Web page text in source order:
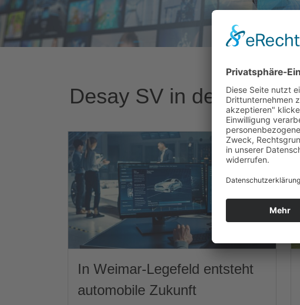
Desay SV in der Presse
In Weimar-Legefeld entsteht
automobile Zukunft